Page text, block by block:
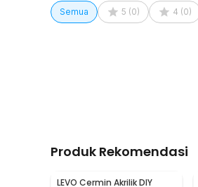
Semua 5 (0) 4 (0)
Produk Rekomendasi
LEVO Cermin Akrilik DIY